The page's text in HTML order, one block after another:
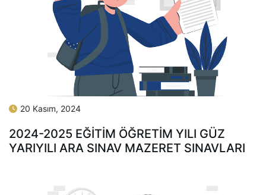
20 Kasım, 2024
2024-2025 EĞİTİM ÖĞRETİM YILI GÜZ
YARIYILI ARA SINAV MAZERET SINAVLARI